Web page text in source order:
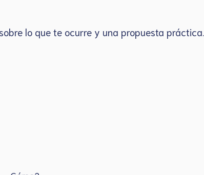
lo que te ocurre y una propuesta práctica.